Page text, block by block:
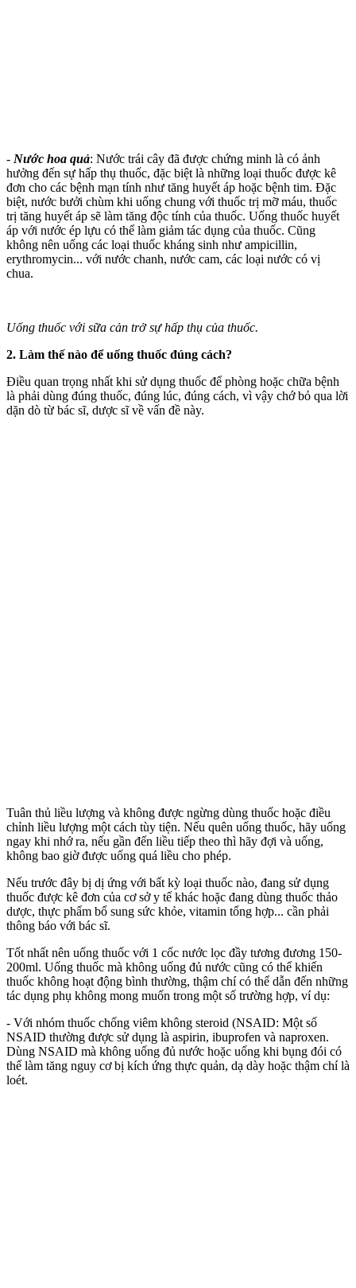
- Nước hoa quả: Nước trái cây đã được chứng minh là có ảnh
hưởng đến sự hấp thụ thuốc, đặc biệt là những loại thuốc được kê
đơn cho các bệnh mạn tính như tăng huyết áp hoặc bệnh tim. Đặc
biệt, nước bưởi chùm khi uống chung với thuốc trị mỡ máu, thuốc
trị tăng huyết áp sẽ làm tăng độc tính của thuốc. Uống thuốc huyết
áp với nước ép lựu có thể làm giảm tác dụng của thuốc. Cũng
không nên uống các loại thuốc kháng sinh như ampicillin,
erythromycin... với nước chanh, nước cam, các loại nước có vị
chua.
Uống thuốc với sữa cản trở sự hấp thụ của thuốc.
2. Làm thế nào để uống thuốc đúng cách?
Điều quan trọng nhất khi sử dụng thuốc để phòng hoặc chữa bệnh
là phải dùng đúng thuốc, đúng lúc, đúng cách, vì vậy chớ bỏ qua lời
dặn dò từ bác sĩ, dược sĩ về vấn đề này.
Tuân thủ liều lượng và không được ngừng dùng thuốc hoặc điều
chỉnh liều lượng một cách tùy tiện. Nếu quên uống thuốc, hãy uống
ngay khi nhớ ra, nếu gần đến liều tiếp theo thì hãy đợi và uống,
không bao giờ được uống quá liều cho phép.
Nếu trước đây bị dị ứng với bất kỳ loại thuốc nào, đang sử dụng
thuốc được kê đơn của cơ sở y tế khác hoặc đang dùng thuốc thảo
dược, thực phẩm bổ sung sức khỏe, vitamin tổng hợp... cần phải
thông báo với bác sĩ.
Tốt nhất nên uống thuốc với 1 cốc nước lọc đầy tương đương 150-
200ml. Uống thuốc mà không uống đủ nước cũng có thể khiến
thuốc không hoạt động bình thường, thậm chí có thể dẫn đến những
tác dụng phụ không mong muốn trong một số trường hợp, ví dụ:
- Với nhóm thuốc chống viêm không steroid (NSAID: Một số
NSAID thường được sử dụng là aspirin, ibuprofen và naproxen.
Dùng NSAID mà không uống đủ nước hoặc uống khi bụng đói có
thể làm tăng nguy cơ bị kích ứng thực quản, dạ dày hoặc thậm chí là
loét.